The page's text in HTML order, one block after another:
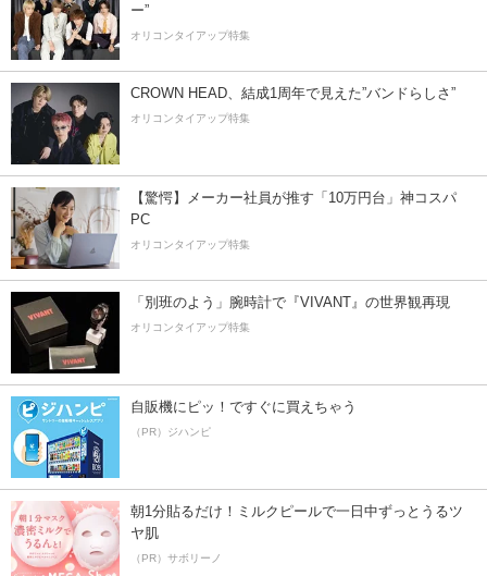
ー”
オリコンタイアップ特集
CROWN HEAD、結成1周年で見えた”バンドらしさ”
オリコンタイアップ特集
【驚愕】メーカー社員が推す「10万円台」神コスパ
PC
オリコンタイアップ特集
「別班のよう」腕時計で『VIVANT』の世界観再現
オリコンタイアップ特集
自販機にピッ！ですぐに買えちゃう
（PR）ジハンピ
朝1分貼るだけ！ミルクピールで一日中ずっとうるツ
ヤ肌
（PR）サボリーノ